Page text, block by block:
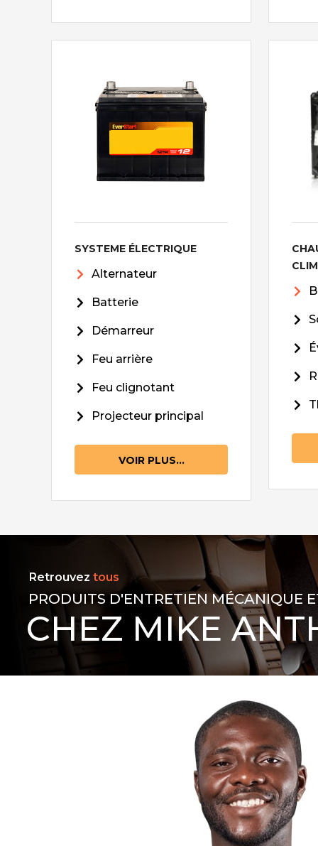
SYSTEME ÉLECTRIQUE
Alternateur
Batterie
Démarreur
Feu arrière
Feu clignotant
Projecteur principal
VOIR PLUS...
Retrouvez tous
PRODUITS D'ENTRETIEN MÉCANIQUE
CHEZ MIKE